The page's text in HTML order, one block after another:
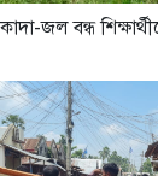
জল বন্ধ